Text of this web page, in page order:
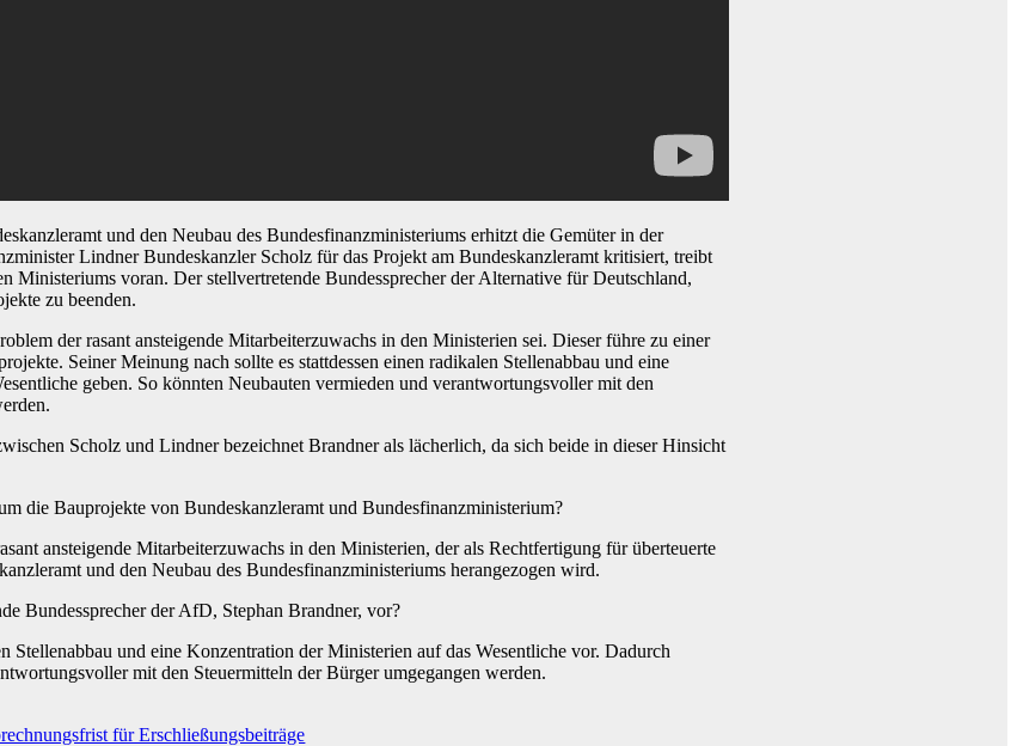
und den Neubau des Bundesfinanzministeriums erhitzt die Gemüter in der
Lindner Bundeskanzler Scholz für das Projekt am Bundeskanzleramt kritisiert, treibt
Ministeriums voran. Der stellvertretende Bundessprecher der Alternative für Deutschland,
zu beenden.
der rasant ansteigende Mitarbeiterzuwachs in den Ministerien sei. Dieser führe zu einer
Seiner Meinung nach sollte es stattdessen einen radikalen Stellenabbau und eine
geben. So könnten Neubauten vermieden und verantwortungsvoller mit den
Scholz und Lindner bezeichnet Brandner als lächerlich, da sich beide in dieser Hinsicht
die Bauprojekte von Bundeskanzleramt und Bundesfinanzministerium?
ansteigende Mitarbeiterzuwachs in den Ministerien, der als Rechtfertigung für überteuerte
und den Neubau des Bundesfinanzministeriums herangezogen wird.
Bundessprecher der AfD, Stephan Brandner, vor?
Stellenabbau und eine Konzentration der Ministerien auf das Wesentliche vor. Dadurch
mit den Steuermitteln der Bürger umgegangen werden.
für Erschließungsbeiträge